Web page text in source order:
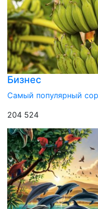
Бизнес
Самый популярный
204 524